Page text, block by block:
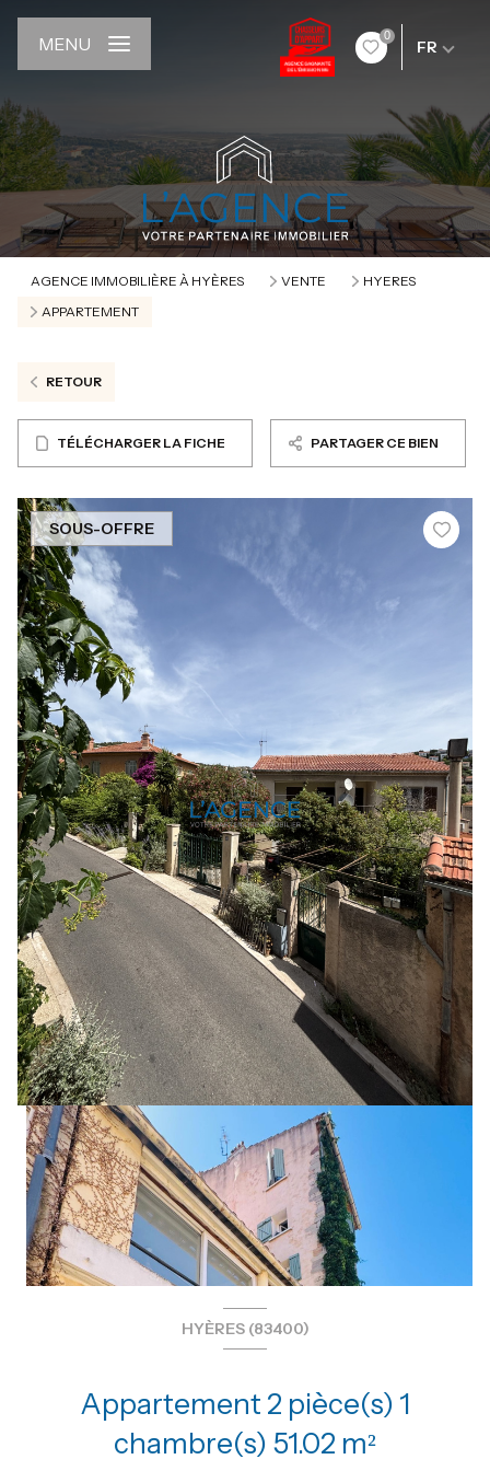
0
FR
MENU
AGENCE IMMOBILIÈRE À HYÈRES VENTE
HYERES
APPARTEMENT
RETOUR
TÉLÉCHARGER LA FICHE PARTAGER CE BIEN
SOUS-OFFRE
HYÈRES (83400)
Appartement 2 pièce(s) 1
chambre(s) 51.02 m²